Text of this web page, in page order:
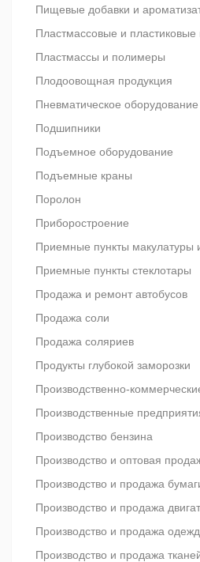
Пищевые добавки и
Пластмассовые и пластиковые
Пластмассы и полимеры
Плодоовощная продукция
Пневматическое оборудование
Подшипники
Подъемное оборудование
Подъемные краны
Поролон
Приборостроение
Приемные пункты макулатуры
Приемные пункты стеклотары
Продажа и ремонт автобусов
Продажа соли
Продажа соляриев
Продукты глубокой заморозки
Производственно-
Производственные
Производство бензина
Производство и оптовая
Производство и продажа
Производство и продажа
Производство и продажа
Производство и продажа